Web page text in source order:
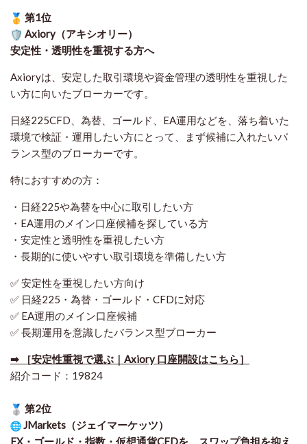
第1位
Axiory（アキシオリー）
安定性・透明性を重視する方へ
Axioryは、安定した取引環境や資金管理の透明性を重視した
い方に向いたブローカーです。
日経225CFD、為替、ゴールド、EA運用などを、落ち着いた
環境で検証・運用したい方にとって、まず候補に入れたいバ
ランス型のブローカーです。
特におすすめの方：
・日経225や為替を中心に取引したい方
・EA運用のメイン口座候補を探している方
・安定性と透明性を重視したい方
・長期的に使いやすい取引環境を準備したい方
✅ 安定性を重視したい方向け
✅ 日経225・為替・ゴールド・CFDに対応
✅ EA運用のメイン口座候補
✅ 長期運用を意識したバランス型ブローカー
➡ ［安定性重視で選ぶ｜Axiory 口座開設はこちら］
紹介コード：19824
第2位
JMarkets（ジェイマーケッツ）
FX・ゴールド・指数・仮想通貨CFDを、スワップ負担を抑え